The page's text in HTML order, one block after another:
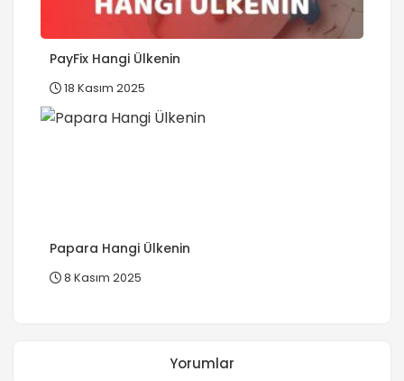
PayFix Hangi Ülkenin
18 Kasım 2025
Papara Hangi Ülkenin
8 Kasım 2025
Yorumlar